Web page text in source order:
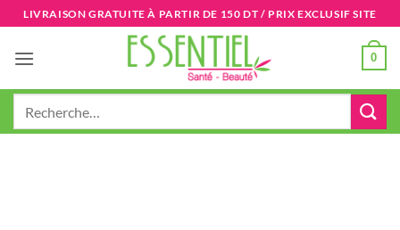
Passer
au
contenu
LIVRAISON GRATUITE À PARTIR DE 150 DT / PRIX EXCLUSIF SITE
0